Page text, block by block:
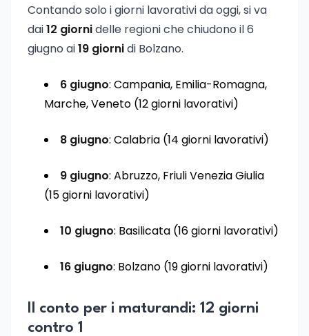
Contando solo i giorni lavorativi da oggi, si va
dai12 giornidelle regioni che chiudono il 6
giugno ai19 giornidi Bolzano.
6 giugno: Campania, Emilia-Romagna,
Marche, Veneto (12 giorni lavorativi)
8 giugno: Calabria (14 giorni lavorativi)
9 giugno: Abruzzo, Friuli Venezia Giulia
(15 giorni lavorativi)
10 giugno: Basilicata (16 giorni lavorativi)
16 giugno: Bolzano (19 giorni lavorativi)
Il conto per i maturandi: 12 giorni
contro 1